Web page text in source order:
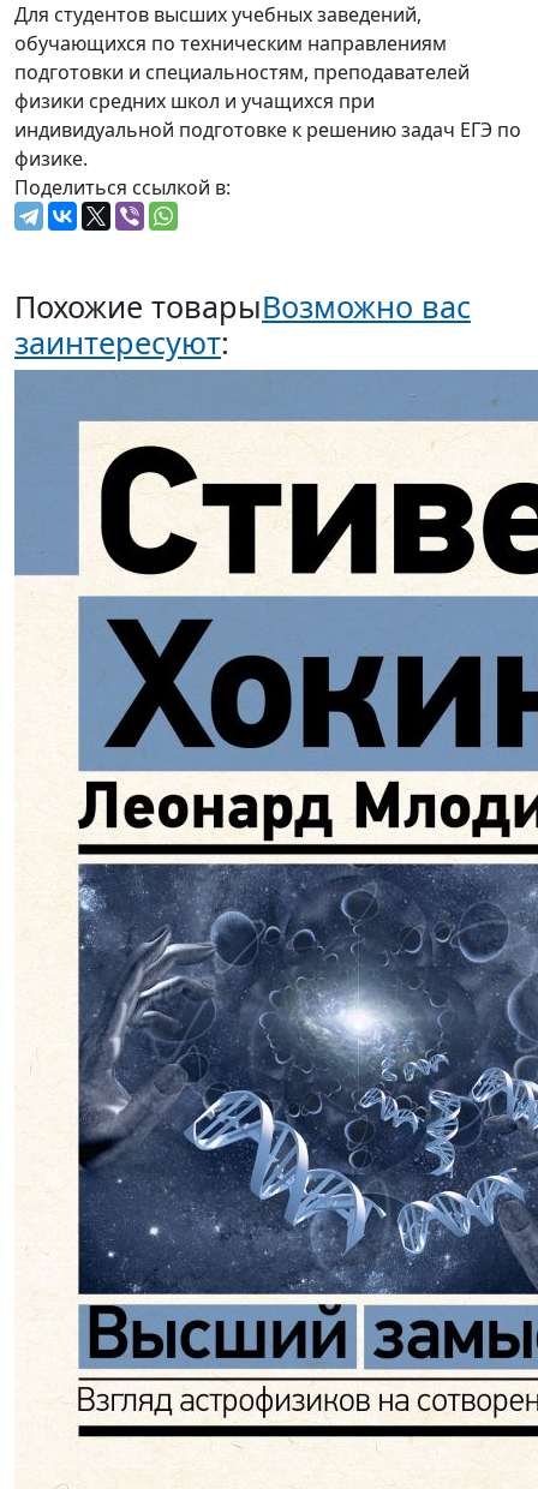
Для студентов высших учебных заведений,
обучающихся по техническим направлениям
подготовки и специальностям, преподавателей
физики средних школ и учащихся при
индивидуальной подготовке к решению задач ЕГЭ по
физике.
Поделиться ссылкой в:
Похожие товарыВозможно вас
заинтересуют: